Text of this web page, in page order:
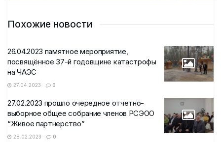
Похожие новости
26.04.2023 памятное мероприятие,
посвящённое 37-й годовщине катастрофы
на ЧАЭС
27.04.2023 0
27.02.2023 прошло очередное отчетно-
выборное общее собрание членов РСЭОО
“Живое партнерство”
28.02.2023 0